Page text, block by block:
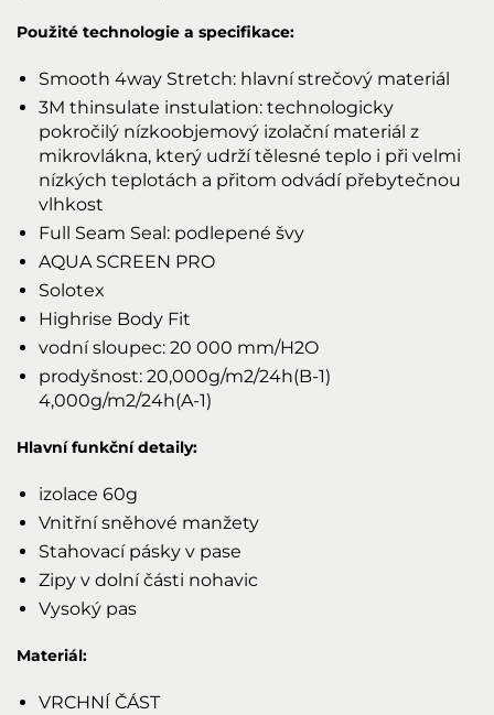
Použité technologie a specifikace:
Smooth 4way Stretch: hlavní strečový materiál
3M thinsulate instulation: technologicky
pokročilý nízkoobjemový izolační materiál z
mikrovlákna, který udrží tělesné teplo i při velmi
nízkých teplotách a přitom odvádí přebytečnou
vlhkost
Full Seam Seal: podlepené švy
AQUA SCREEN PRO
Solotex
Highrise Body Fit
vodní sloupec: 20 000 mm/H2O
prodyšnost: 20,000g/m2/24h(B-1)
4,000g/m2/24h(A-1)
Hlavní funkční detaily:
izolace 60g
Vnitřní sněhové manžety
Stahovací pásky v pase
Zipy v dolní části nohavic
Vysoký pas
Materiál:
VRCHNÍ ČÁST